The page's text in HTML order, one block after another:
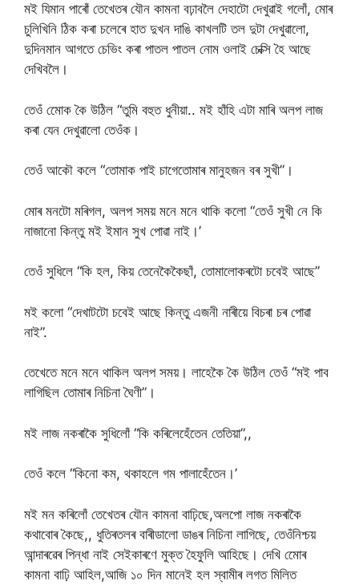
মই যিমান পাৰোঁ তেখেতৰ যৌন কামনা বঢ়াবলৈ দেহাটো দেখুৱাই গলোঁ, মোৰ
চুলিখিনি ঠিক কৰা চলেৰে হাত দুখন দাঙি কাখলটি তল দুটা দেখুৱালো,
দুদিনমান আগতে চেভিং কৰা পাতল পাতল নােম ওলাই চেক্সি হৈ আছে
দেখিবলৈ।
তেওঁ মোেক কৈ উঠিল “তুমি বহুত ধুনীয়া.. মই হাঁহি এটা মাৰি অলপ লাজ
কৰা যেন দেখুৱালো তেওঁক।
তেওঁ আকৌ কলে “তোমাক পাই চাগেতোমাৰ মানুহজন বৰ সুখী”।
মোৰ মনটো মৰিগল, অলপ সময় মনে মনে থাকি কলো “তেওঁ সুখী নে কি
নাজানো কিন্তু মই ইমান সুখ পোৱা নাই।’
তেওঁ সুধিলে “কি হল, কিয় তেনেকৈকৈছাঁ, তোমালোকৰটো চবেই আছে”
মই কলো “দেখাটটো চবেই আছে কিন্তু এজনী নাৰীয়ে বিচৰা চৰ পোৱা
নাই”.
তেখেতে মনে মনে থাকিল অলপ সময়। লাহেকৈ কৈ উঠিল তেওঁ “মই পাব
লাগিছিল তোমাৰ নিচিনা ঘৈণী”।
মই লাজ নকৰাকৈ সুধিলোঁ “কি কৰিলেহেঁতেন তেতিয়া”,,
তেওঁ কলে “কিনো কম, থকাহলে গম পালাহেঁতেন।’
মই মন কৰিলোঁ তেখেতৰ যৌন কামনা বাঢ়িছে,অলপো লাজ নকৰাকৈ
কথাবোৰ কৈছে,, ধুতিৰতলৰ বাৰীডালো ডাঙৰ নিচিনা লাগিছে, তেওঁনিশ্চয়
আন্দাৰৱেৰ পিন্ধা নাই সেইকাৰণে মুক্ত হৈফুলি আহিছে। দেখি মোেৰ
কামনা বাঢ়ি আহিল,আজি ১০ দিন মানেই হল স্বামীৰ লগত মিলিত